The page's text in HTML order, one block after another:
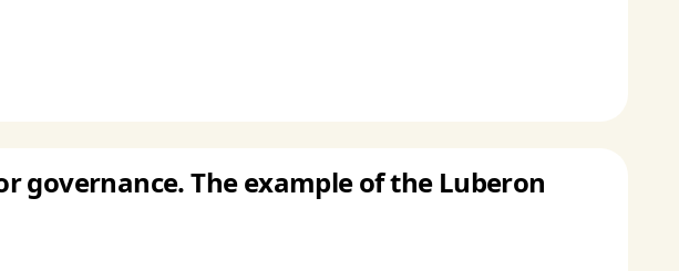
governance. The example of the Luberon